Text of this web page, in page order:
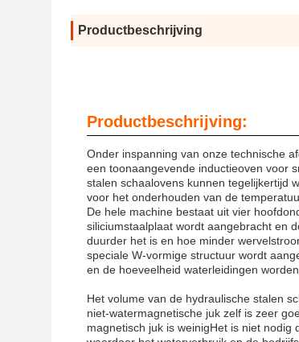
Productbeschrijving
Productbeschrijving:
Onder inspanning van onze technische
een toonaangevende inductieoven voor
stalen schaalovens kunnen tegelijkertijd
voor het onderhouden van de
De hele machine bestaat uit vier
siliciumstaalplaat wordt aangebracht en
duurder het is en hoe minder
speciale W-vormige structuur wordt
en de hoeveelheid waterleidingen
Het volume van de hydraulische stalen
niet-watermagnetische juk zelf is zeer
magnetisch juk is weinigHet is niet